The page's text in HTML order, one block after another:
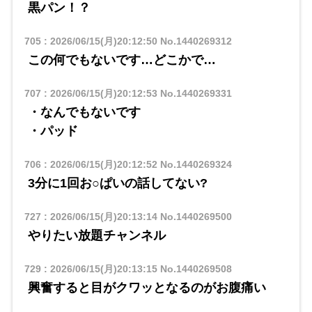
黒パン！？
705: 2026/06/15(月)20:12:50 No.1440269312
この何でもないです…どこかで…
707 : 2026/06/15(月)20:12:53 No.1440269331
・なんでもないです
・パッド
706 : 2026/06/15(月)20:12:52 No.1440269324
3分に1回お○ぱいの話してない?
727 : 2026/06/15(月)20:13:14No.1440269500
やりたい放題チャンネル
729: 2026/06/15(月)20:13:15No.1440269508
興奮すると目がクワッとなるのがお腹痛い